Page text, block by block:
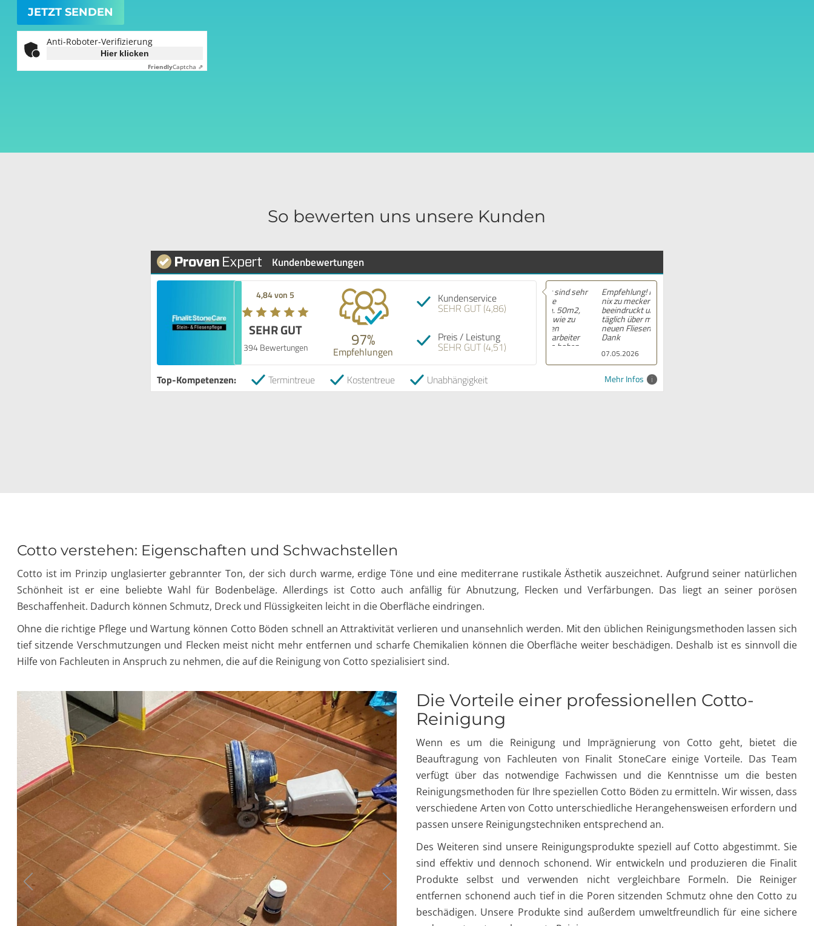
Anti-Roboter-Verifizierung
Hier klicken
FriendlyCaptcha ⇗
So bewerten uns unsere Kunden
Kundenbewertungen
4,84 von 5
SEHR GUT
394 Bewertungen 97%
Empfehlungen
Kundenservice
SEHR GUT (4,86)
Preis / Leistung
SEHR GUT (4,51)
Empfehlung! Hier gab es
nix zu meckern. Ich bin
beeindruckt und freue mich
täglich über meine wie
neuen Fliesen. Herzlichen
Dank
Mehr Infos
Top-Kompetenzen: Termintreue Kostentreue Unabhängigkeit
Cotto verstehen: Eigenschaften und Schwachstellen
Cotto ist im Prinzip unglasierter gebrannter Ton, der sich durch warme, erdige Töne und eine mediterrane rustikale Ästhetik auszeichnet. Aufgrund seiner natürlichen
Schönheit ist er eine beliebte Wahl für Bodenbeläge. Allerdings ist Cotto auch anfällig für Abnutzung, Flecken und Verfärbungen. Das liegt an seiner porösen
Beschaffenheit. Dadurch können Schmutz, Dreck und Flüssigkeiten leicht in die Oberfläche eindringen.
Ohne die richtige Pflege und Wartung können Cotto Böden schnell an Attraktivität verlieren und unansehnlich werden. Mit den üblichen Reinigungsmethoden lassen sich
tief sitzende Verschmutzungen und Flecken meist nicht mehr entfernen und scharfe Chemikalien können die Oberfläche weiter beschädigen. Deshalb ist es sinnvoll die
Hilfe von Fachleuten in Anspruch zu nehmen, die auf die Reinigung von Cotto spezialisiert sind.
Die Vorteile einer professionellen Cotto-
Reinigung
Wenn es um die Reinigung und Imprägnierung von Cotto geht, bietet die
Beauftragung von Fachleuten von Finalit StoneCare einige Vorteile. Das Team
verfügt über das notwendige Fachwissen und die Kenntnisse um die besten
Reinigungsmethoden für Ihre speziellen Cotto Böden zu ermitteln. Wir wissen, dass
verschiedene Arten von Cotto unterschiedliche Herangehensweisen erfordern und
passen unsere Reinigungstechniken entsprechend an.
Des Weiteren sind unsere Reinigungsprodukte speziell auf Cotto abgestimmt. Sie
sind effektiv und dennoch schonend. Wir entwickeln und produzieren die Finalit
Produkte selbst und verwenden nicht vergleichbare Formeln. Die Reiniger
entfernen schonend auch tief in die Poren sitzenden Schmutz ohne den Cotto zu
beschädigen. Unsere Produkte sind außerdem umweltfreundlich für eine sichere